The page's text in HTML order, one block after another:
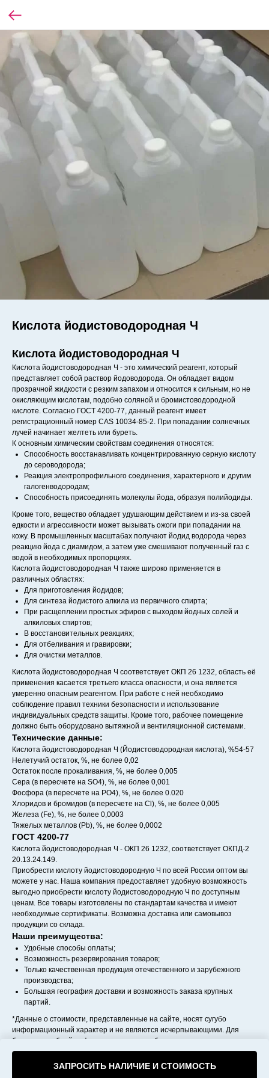
Кислота йодистоводородная Ч
ЗАПРОСИТЬ НАЛИЧИЕ И СТОИМОСТЬ
Кислота йодистоводородная Ч
Кислота йодистоводородная Ч - это химический реагент, который
представляет собой раствор йодоводорода. Он обладает видом
прозрачной жидкости с резким запахом и относится к сильным, но не
окисляющим кислотам, подобно соляной и бромистоводородной
кислоте. Согласно ГОСТ 4200-77, данный реагент имеет
регистрационный номер CAS 10034-85-2. При попадании солнечных
лучей начинает желтеть или буреть.
К основным химическим свойствам соединения относятся:
Способность восстанавливать концентрированную серную кислоту
до сероводорода;
Реакция электропрофильного соединения, характерного и другим
галогенводородам;
Способность присоединять молекулы йода, образуя полийодиды.
Кроме того, вещество обладает удушающим действием и из-за своей
едкости и агрессивности может вызывать ожоги при попадании на
кожу. В промышленных масштабах получают йодид водорода через
реакцию йода с диамидом, а затем уже смешивают полученный газ с
водой в необходимых пропорциях.
Кислота йодистоводородная Ч также широко применяется в
различных областях:
Для приготовления йодидов;
Для синтеза йодистого алкила из первичного спирта;
При расщеплении простых эфиров с выходом йодных солей и
алкиловых спиртов;
В восстановительных реакциях;
Для отбеливания и гравировки;
Для очистки металлов.
Кислота йодистоводородная Ч соответствует ОКП 26 1232, область её
применения касается третьего класса опасности, и она является
умеренно опасным реагентом. При работе с ней необходимо
соблюдение правил техники безопасности и использование
индивидуальных средств защиты. Кроме того, рабочее помещение
должно быть оборудовано вытяжной и вентиляционной системами.
Технические данные:
Кислота йодистоводородная Ч (Йодистоводородная кислота), %54-57
Нелетучий остаток, %, не более 0,02
Остаток после прокаливания, %, не более 0,005
Сера (в пересчете на SO4), %, не более 0,001
Фосфора (в пересчете на PO4), %, не более 0.020
Хлоридов и бромидов (в пересчете на Cl), %, не более 0,005
Железа (Fe), %, не более 0,0003
Тяжелых металлов (Pb), %, не более 0,0002
ГОСТ 4200-77
Кислота йодистоводородная Ч - ОКП 26 1232, соответствует ОКПД-2
20.13.24.149.
Приобрести кислоту йодистоводородную Ч по всей России оптом вы
можете у нас. Наша компания предоставляет удобную возможность
выгодно приобрести кислоту йодистоводородную Ч по доступным
ценам. Все товары изготовлены по стандартам качества и имеют
необходимые сертификаты. Возможна доставка или самовывоз
продукции со склада.
Наши преимущества:
Удобные способы оплаты;
Возможность резервирования товаров;
Только качественная продукция отечественного и зарубежного
производства;
Большая география доставки и возможность заказа крупных
партий.
*Данные о стоимости, представленные на сайте, носят сугубо
информационный характер и не являются исчерпывающими. Для
более подробной информации следует обращаться к менеджерам
компании.